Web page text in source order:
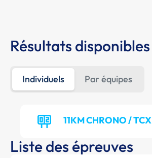
Résultats disponibles
Individuels Par équipes
11KM CHRONO / TCX
Liste des épreuves